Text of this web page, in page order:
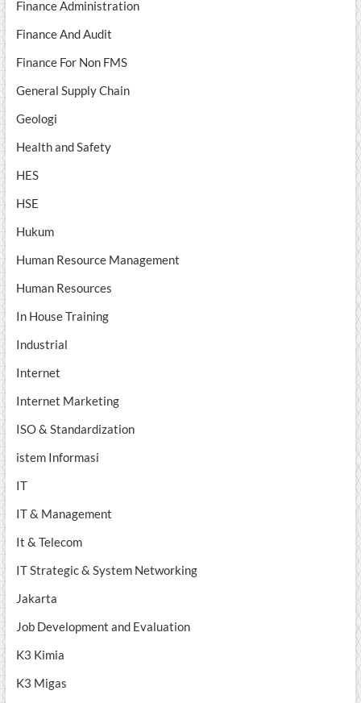
Finance Administration
Finance And Audit
Finance For Non FMS
General Supply Chain
Geologi
Health and Safety
HES
HSE
Hukum
Human Resource Management
Human Resources
In House Training
Industrial
Internet
Internet Marketing
ISO & Standardization
istem Informasi
IT
IT & Management
It & Telecom
IT Strategic & System Networking
Jakarta
Job Development and Evaluation
K3 Kimia
K3 Migas